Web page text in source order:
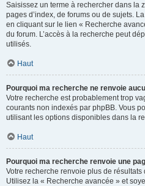
Saisissez un terme à rechercher dans la
pages d’index, de forums ou de sujets.
en cliquant sur le lien « Recherche
du forum. L’accès à la recherche peut
utilisés.
Haut
Pourquoi ma recherche ne renvoie
Votre recherche est probablement trop
courants non indexés par phpBB. Vous
utilisant les options disponibles dans la
Haut
Pourquoi ma recherche renvoie une
Votre recherche renvoie plus de
Utilisez la « Recherche avancée » et